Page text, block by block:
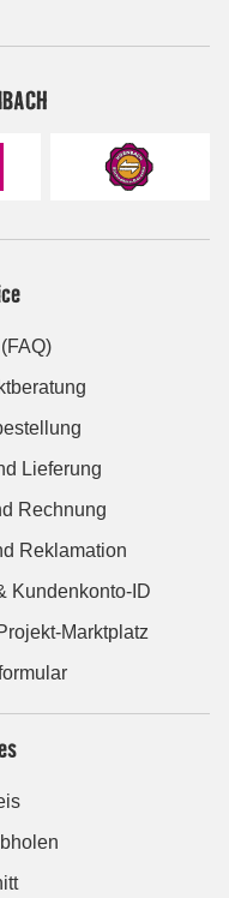
Lieferung
Rechnung
Reklamation
Kundenkonto-ID
Marktplatz